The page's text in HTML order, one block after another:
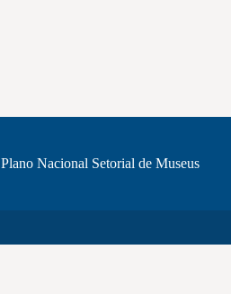
Plano Nacional Setorial de Museus